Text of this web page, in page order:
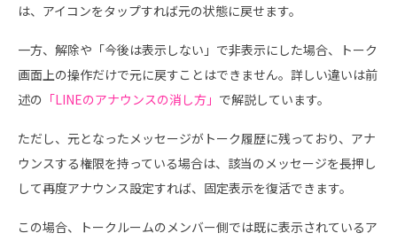
は、アイコンをタップすれば元の状態に戻せます。
一方、解除や「今後は表示しない」で非表示にした場合、トーク
画面上の操作だけで元に戻すことはできません。詳しい違いは前
述の 「LINEのアナウンスの消し方」 で解説しています。
ただし、元となったメッセージがトーク履歴に残っており、アナ
ウンスする権限を持っている場合は、該当のメッセージを長押し
して再度アナウンス設定すれば、固定表示を復活できます。
この場合、トークルームのメンバー側では既に表示されているア